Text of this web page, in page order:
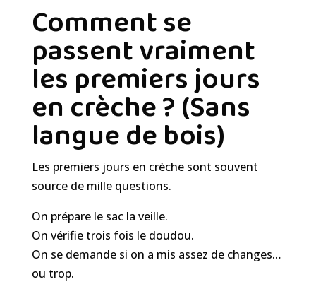
Comment se
passent vraiment
les premiers jours
en crèche ? (Sans
langue de bois)
Les premiers jours en crèche sont souvent
source de mille questions.
On prépare le sac la veille.
On vérifie trois fois le doudou.
On se demande si on a mis assez de changes…
ou trop.